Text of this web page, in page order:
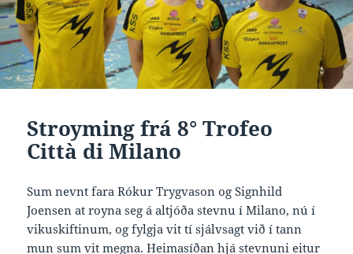
Stroyming frá 8° Trofeo
Città di Milano
Sum nevnt fara Rókur Trygvason og Signhild
Joensen at royna seg á altjóða stevnu í Milano, nú í
vikuskiftinum, og fylgja vit tí sjálvsagt við í tann
mun sum vit megna. Heimasíðan hjá stevnuni eitur